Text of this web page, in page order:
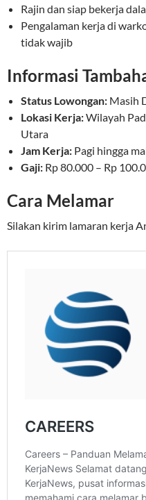
Rajin dan siap bekerja
Pengalaman kerja di
tidak wajib
Informasi
Status Lowongan: Masih
Lokasi Kerja:Wilayah
Utara
Jam Kerja: Pagi hingga
Gaji: Rp 80.000 – Rp
Cara Melamar
Silakan kirim lamaran kerja